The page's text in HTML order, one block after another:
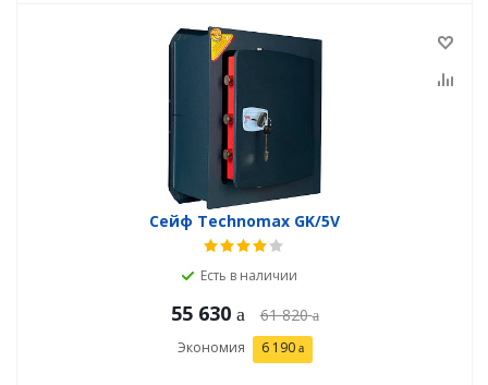
Сейф Technomax GK/5V
Есть в наличии
55 630 61 820
Экономия 6 190